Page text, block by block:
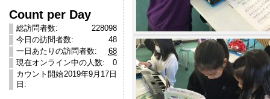
Count per Day
228098
総訪問者数:
48
今日の訪問者数:
68
一日あたりの訪問者数:
0
現在オンライン中の人数:
2019年9月17日
カウント開始
日: